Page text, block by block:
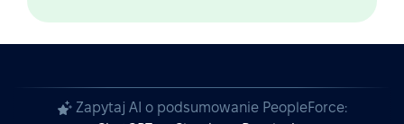
Zapytaj AI o podsumowanie PeopleForce: